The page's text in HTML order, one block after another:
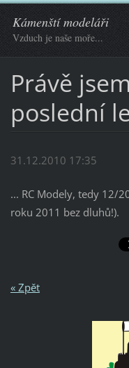
Kámenští modeláři
Vzduch je naše moře...
Právě
poslední
31.12.2010 17:35
... RC Modely, tedy 12/
roku 2011 bez dluhů!).
« Zpět